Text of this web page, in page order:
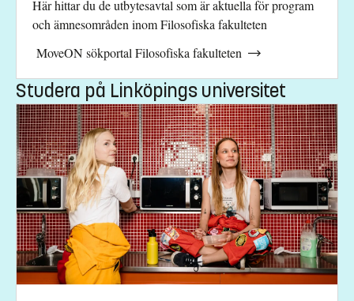
Här hittar du de utbytesavtal som är aktuella för program
och ämnesområden inom Filosofiska fakulteten
MoveON sökportal Filosofiska fakulteten
Studera på Linköpings universitet